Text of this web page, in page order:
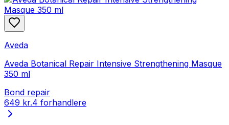
Aveda
Aveda Botanical Repair Intensive Strengthening Masque
350 ml
Bond repair
649 kr.4 forhandlere